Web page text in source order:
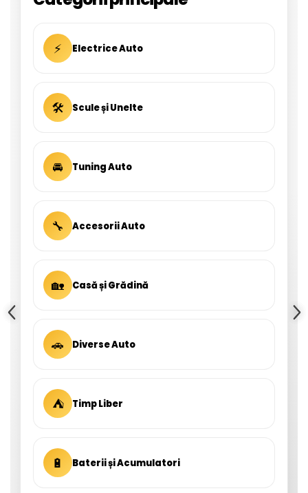
⚡ Electrice Auto
🛠 Scule și Unelte
🚘 Tuning Auto
🔧 Accesorii Auto
🏡 Casă și Grădină
🚗 Diverse Auto
⛺ Timp Liber
🔋 Baterii și Acumulatori